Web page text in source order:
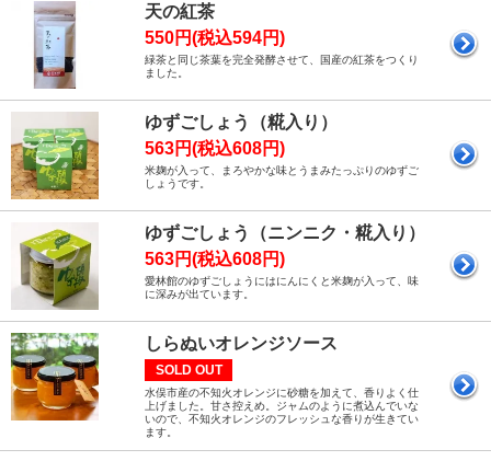
天の紅茶
550円(税込594円)
緑茶と同じ茶葉を完全発酵させて、国産の紅茶をつくり
ました。
ゆずごしょう（糀入り）
563円(税込608円)
米麹が入って、まろやかな味とうまみたっぷりのゆずご
しょうです。
ゆずごしょう（ニンニク・糀入り）
563円(税込608円)
愛林館のゆずごしょうにはにんにくと米麹が入って、味
に深みが出ています。
しらぬいオレンジソース
SOLD OUT
水俣市産の不知火オレンジに砂糖を加えて、香りよく仕
上げました。甘さ控えめ。ジャムのように煮込んでいな
いので、不知火オレンジのフレッシュな香りが生きてい
ます。